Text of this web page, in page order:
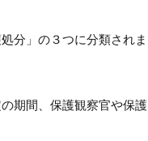
分」の３つに分類されま
期間、保護観察官や保護